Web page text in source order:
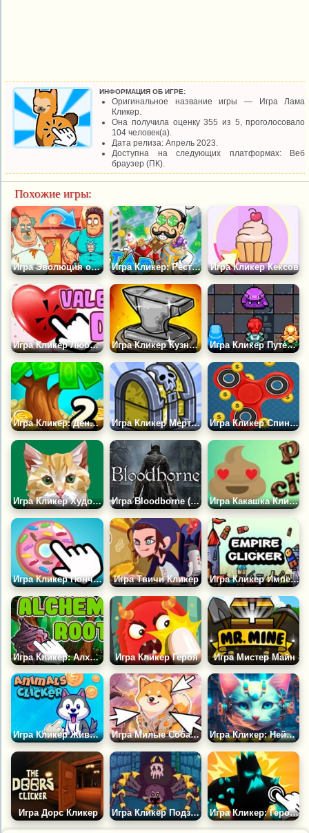
ИНФОРМАЦИЯ ОБ ИГРЕ:
Оригинальное название игры — Игра Лама
Кликер.
Она получила оценку 355 из 5, проголосовало
104 человек(а).
Дата релиза: Апрель 2023.
Доступна на следующих платформах: Веб
браузер (ПК).
Похожие игры:
Игра Эволюция от Скуфа до ГигаЧада: Кликер Игра Кликер: Ресторанный Магнат Игра Кликер Кексов
Игра Кликер Любви: День Святого Валентина Игра Кликер Кузнеца Игра Кликер Путешественника
Игра Кликер: Денежное Дерево 2 Игра Кликер Мертвецов Игра Кликер Спиннера
Игра Кликер Художника Игра Bloodborne (Рождённый кровью) Игра Какашка Кликер
Игра Кликер Пончиков Игра Твичи Кликер Игра Кликер Империи
Игра Кликер: Алхимические Корни Игра Кликер Героя Игра Мистер Майн
Игра Кликер Животных Игра Милые Собачки Кликер: Собери Их Всех Игра Кликер: Нейро Кот
Игра Дорс Кликер Игра Кликер Подземелье Замка Игра Кликер: Герои и Монстры